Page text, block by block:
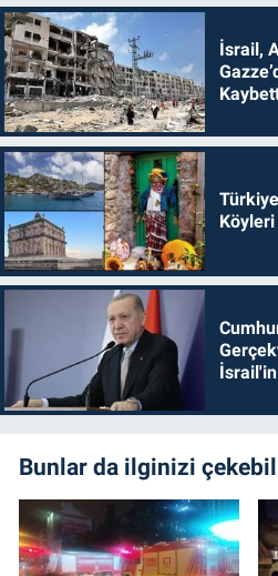
İsrail,
İsrail'in
Bunlar da ilginizi